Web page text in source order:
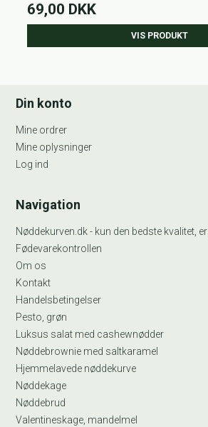
69,00 DKK
VIS PRODUKT
Din konto
Mine ordrer
Mine oplysninger
Log ind
Navigation
Nøddekurven.dk - kun den bedste kvalitet,
Fødevarekontrollen
Om os
Kontakt
Handelsbetingelser
Pesto, grøn
Luksus salat med cashewnødder
Nøddebrownie med saltkaramel
Hjemmelavede nøddekurve
Nøddekage
Nøddebrud
Valentineskage, mandelmel